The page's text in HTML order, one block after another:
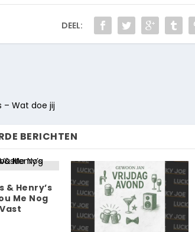
DEEL:
– Wat doe jij
BERICHTEN
& Henry’s
Me Nog